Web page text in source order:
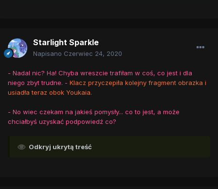
Starlight Sparkle
Napisano Czerwiec 24, 2020
- Nadal nic? Ha! Chyba wreszcie trafiłam w coś, co jest i dla
niego zbyt trudne. - Klacz przyczepiła kolejny fragment obrazka i
usiadła teraz obok Youkaia.
- No wiec czekam na jakieś pomysły... co to jest, a może
chciałbyś uzyskać podpowiedź co?
Odkryj ukrytą treść